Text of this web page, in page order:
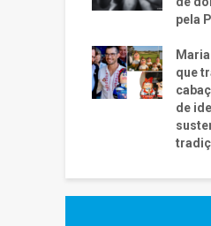
pela
que
de